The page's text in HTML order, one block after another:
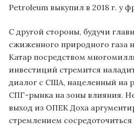
Petroleum выкупил в 2018 г. у
С другой стороны, будучи
сжиженного природного газа
Катар посредством
инвестиций стремится
диалог с США, нацеленный на
СПГ-рынка на зоны влияния.
выход из ОПЕК Доха
стремлением